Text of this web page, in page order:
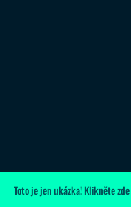
Toto je jen ukázka!Klikněte zde